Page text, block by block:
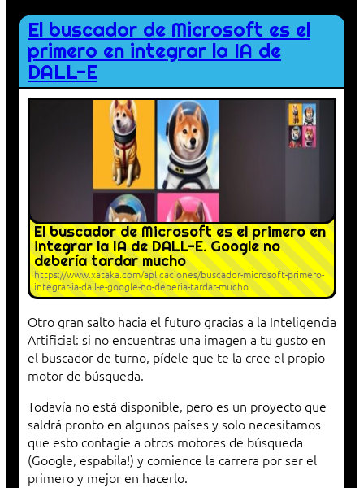
El buscador de Microsoft es el
primero en integrar la IA de
DALL-E
El buscador de Microsoft es el primero en
integrar la IA de DALL-E. Google no
debería tardar mucho
https://www.xataka.com/aplicaciones/buscador-microsoft-primero-
integrar-ia-dall-e-google-no-deberia-tardar-mucho
Otro gran salto hacia el futuro gracias a la Inteligencia
Artificial: si no encuentras una imagen a tu gusto en
el buscador de turno, pídele que te la cree el propio
motor de búsqueda.
Todavía no está disponible, pero es un proyecto que
saldrá pronto en algunos países y solo necesitamos
que esto contagie a otros motores de búsqueda
(Google, espabila!) y comience la carrera por ser el
primero y mejor en hacerlo.